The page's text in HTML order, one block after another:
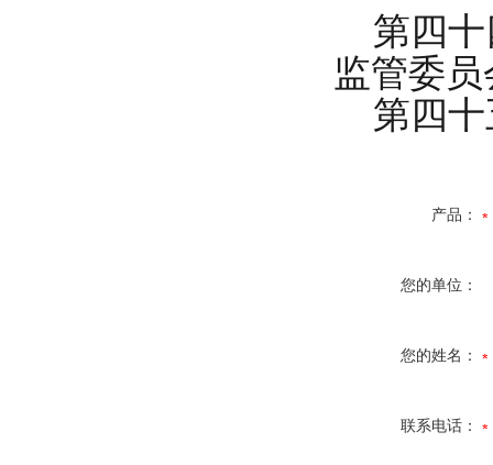
第四十
监管委
第四十
产品：
您的单位：
您的姓名：
联系电话：